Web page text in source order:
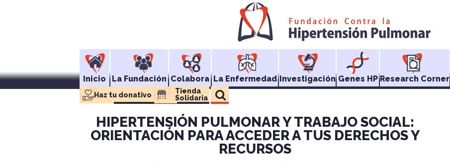
Inicio La Fundación Colabora La Enfermedad Investigación Genes HP Research Corner
Haz tu donativo
Tienda
Solidaria
HIPERTENSIÓN PULMONAR Y TRABAJO SOCIAL:
ORIENTACIÓN PARA ACCEDER A TUS DERECHOS Y
RECURSOS